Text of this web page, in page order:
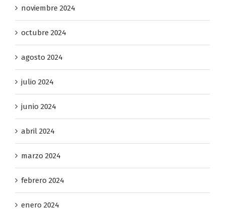
noviembre 2024
octubre 2024
agosto 2024
julio 2024
junio 2024
abril 2024
marzo 2024
febrero 2024
enero 2024